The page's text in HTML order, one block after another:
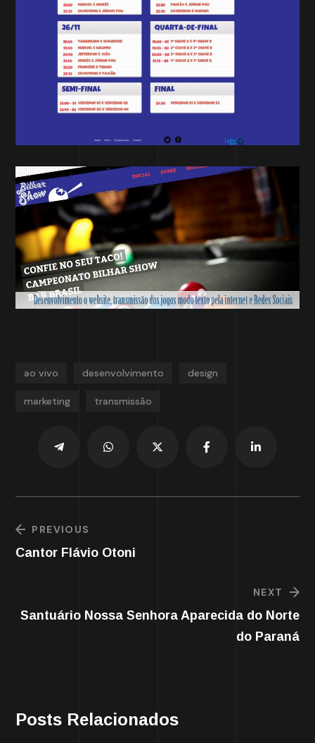
ao vivo desenvolvimento design
marketing transmissão
PREVIOUS
Cantor Flávio Otoni
NEXT
Santuário Nossa Senhora Aparecida do Norte
do Paraná
Posts Relacionados